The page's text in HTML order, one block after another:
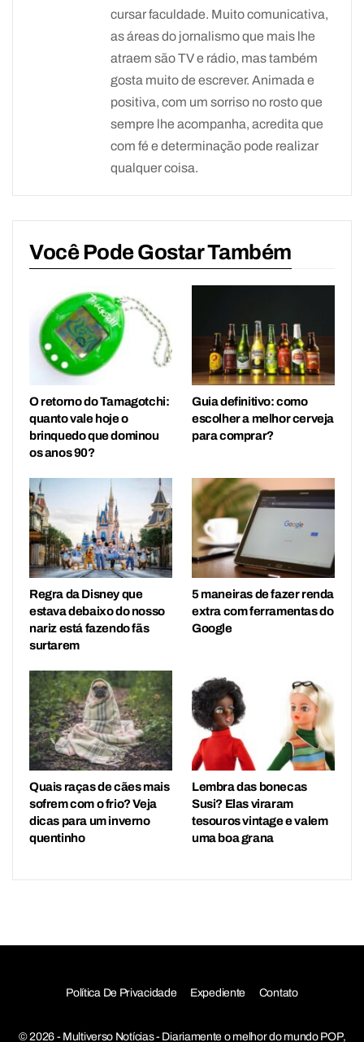
cursar faculdade. Muito comunicativa,
as áreas do jornalismo que mais lhe
atraem são TV e rádio, mas também
gosta muito de escrever. Animada e
positiva, com um sorriso no rosto que
sempre lhe acompanha, acredita que
com fé e determinação pode realizar
qualquer coisa.
Você Pode Gostar Também
O retorno do Tamagotchi:
quanto vale hoje o
brinquedo que dominou
os anos 90?
Guia definitivo: como
escolher a melhor cerveja
para comprar?
Regra da Disney que
estava debaixo do nosso
nariz está fazendo fãs
surtarem
5 maneiras de fazer renda
extra com ferramentas do
Google
Quais raças de cães mais
sofrem com o frio? Veja
dicas para um inverno
quentinho
Lembra das bonecas
Susi? Elas viraram
tesouros vintage e valem
uma boa grana
Política De Privacidade Expediente Contato
© 2026 - Multiverso Notícias - Diariamente o melhor do mundo POP,